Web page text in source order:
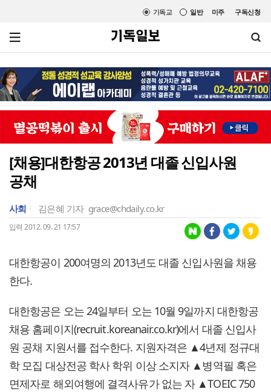
미주 구독신청
일반
기독교
[채용]대한항공 2013년 대졸 신입사원
공채
사회 김은혜 기자 grace@chdaily.co.kr
입력 2012. 09. 21 17:57
대한항공이 200여명의 2013년도 대졸 신입사원을 채용
한다.
대한항공은 오는 24일부터 오는 10월 9일까지 대한항공
채용 홈페이지(recruit.koreanair.co.kr)에서 대졸 신입사
원 공채 지원서를 접수한다. 지원자격은 ▲4년제 정규대
학 모집 대상전공 학사 학위 이상 소지자 ▲병역필 혹은
면제자로 해외여행에 결격사유가 없는 자 ▲TOEIC 750